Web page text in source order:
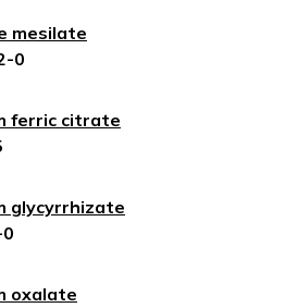
mesilate
0
ferric citrate
glycyrrhizate
oxalate